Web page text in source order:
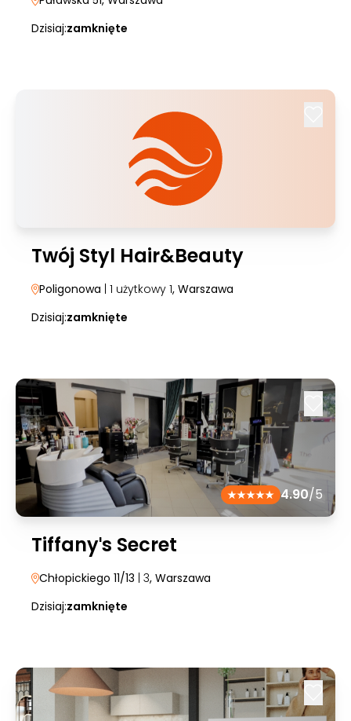
Dzisiaj:zamknięte
Twój Styl Hair&Beauty
Poligonowa | 1 użytkowy 1, Warszawa
Dzisiaj:zamknięte
4.90/5
Tiffanyˈs Secret
Chłopickiego 11/13 | 3, Warszawa
Dzisiaj:zamknięte